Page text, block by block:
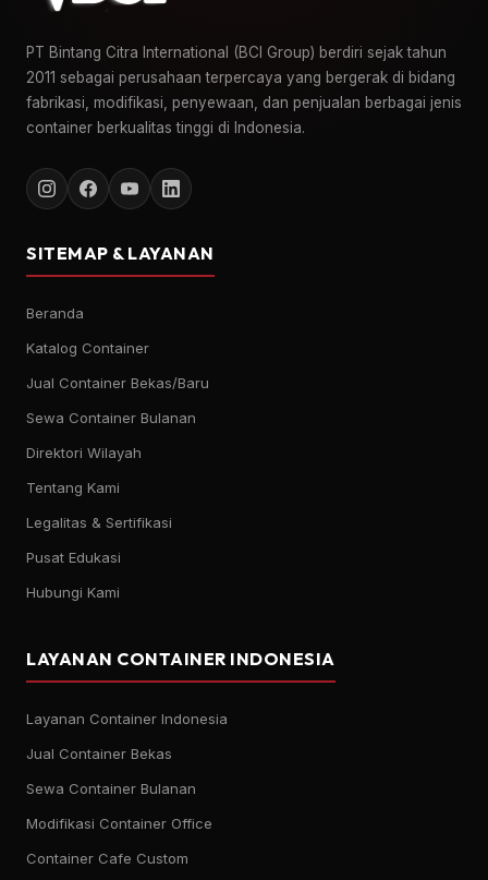
PT Bintang Citra International (BCI Group) berdiri sejak tahun
2011 sebagai perusahaan terpercaya yang bergerak di bidang
fabrikasi, modifikasi, penyewaan, dan penjualan berbagai jenis
container berkualitas tinggi di Indonesia.
SITEMAP & LAYANAN
Beranda
Katalog Container
Jual Container Bekas/Baru
Sewa Container Bulanan
Direktori Wilayah
Tentang Kami
Legalitas & Sertifikasi
Pusat Edukasi
Hubungi Kami
LAYANAN CONTAINER INDONESIA
Layanan Container Indonesia
Jual Container Bekas
Sewa Container Bulanan
Modifikasi Container Office
Container Cafe Custom